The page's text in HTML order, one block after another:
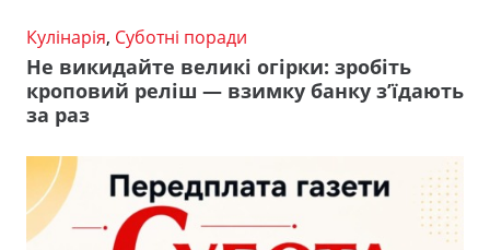
Кулінарія, Суботні поради
Не викидайте великі огірки: зробіть
кроповий реліш — взимку банку з’їдають
за раз